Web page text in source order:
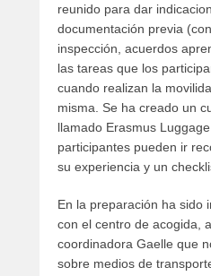
reunido para dar
documentación previa
inspección, acuerdos
las tareas que los
cuando realizan la
misma. Se ha creado un
llamado Erasmus
participantes pueden ir
su experiencia y un
En la preparación ha sido
con el centro de acogida,
coordinadora Gaelle que
sobre medios de